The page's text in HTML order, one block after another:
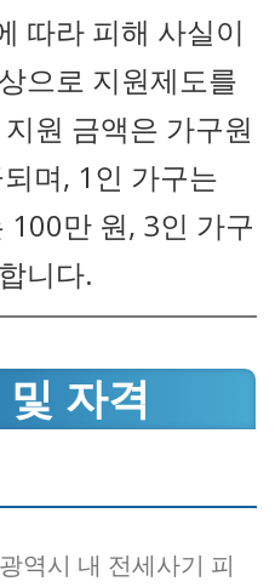
따라 피해 사실이
으로 지원제도를
원 금액은 가구원
며, 1인 가구는
만 원, 3인 가구
니다.
자격
역시 내 전세사기 피